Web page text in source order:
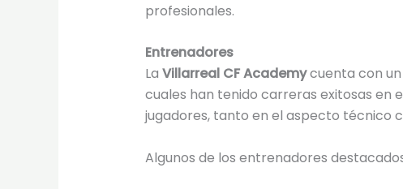
profesionales.
Entrenadores
La Villarreal CF Academycuenta con un
cuales han tenido carreras exitosas en
jugadores, tanto en el aspecto técnico
Algunos de los entrenadores